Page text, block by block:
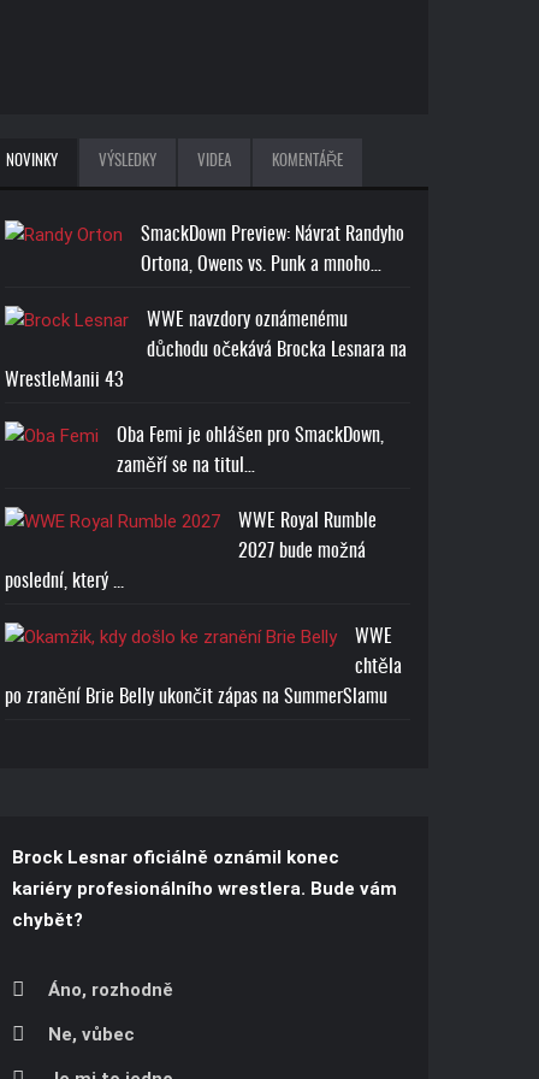
NOVINKY VÝSLEDKY VIDEA KOMENTÁŘE
SmackDown Preview: Návrat Randyho
Ortona, Owens vs. Punk a mnoho…
WWE navzdory oznámenému
důchodu očekává Brocka Lesnara na
WrestleManii 43
Oba Femi je ohlášen pro SmackDown,
zaměří se na titul…
WWE Royal Rumble
2027 bude možná
poslední, který ...
WWE
chtěla
po zranění Brie Belly ukončit zápas na SummerSlamu
Brock Lesnar oficiálně oznámil konec
kariéry profesionálního wrestlera. Bude vám
chybět?
Áno, rozhodně
Ne, vůbec